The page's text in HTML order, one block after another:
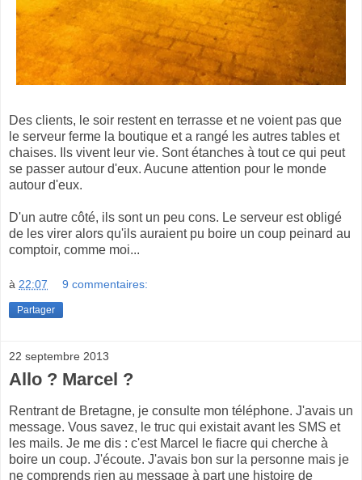
Des clients, le soir restent en terrasse et ne voient pas que
le serveur ferme la boutique et a rangé les autres tables et
chaises. Ils vivent leur vie. Sont étanches à tout ce qui peut
se passer autour d'eux. Aucune attention pour le monde
autour d'eux.
D'un autre côté, ils sont un peu cons. Le serveur est obligé
de les virer alors qu'ils auraient pu boire un coup peinard au
comptoir, comme moi...
à 22:07 9 commentaires:
Partager
22 septembre 2013
Allo ? Marcel ?
Rentrant de Bretagne, je consulte mon téléphone. J'avais un
message. Vous savez, le truc qui existait avant les SMS et
les mails. Je me dis : c'est Marcel le fiacre qui cherche à
boire un coup. J'écoute. J'avais bon sur la personne mais je
ne comprends rien au message à part une histoire de